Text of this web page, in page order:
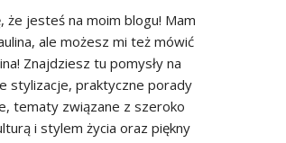
że jesteś na moim blogu! Mam
ale możesz mi też mówić
Znajdziesz tu pomysły na
stylizacje, praktyczne porady
tematy związane z szeroko
i stylem życia oraz piękny